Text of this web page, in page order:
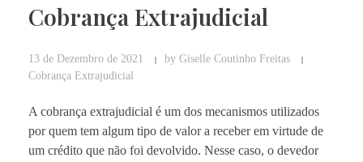
Cobrança Extrajudicial
13 de Dezembro de 2021 by Giselle Coutinho Freitas
Cobrança Extrajudicial
A cobrança extrajudicial é um dos mecanismos utilizados
por quem tem algum tipo de valor a receber em virtude de
um crédito que não foi devolvido. Nesse caso, o devedor